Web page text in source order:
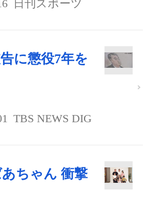
日刊スポーツ
に懲役7年を
TBS NEWS DIG
ちゃん 衝撃